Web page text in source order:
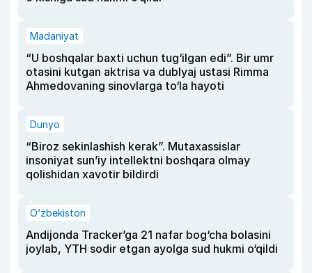
Madaniyat
“U boshqalar baxti uchun tug‘ilgan edi”. Bir umr
otasini kutgan aktrisa va dublyaj ustasi Rimma
Ahmedovaning sinovlarga to‘la hayoti
Dunyo
“Biroz sekinlashish kerak”. Mutaxassislar
insoniyat sun’iy intellektni boshqara olmay
qolishidan xavotir bildirdi
O‘zbekiston
Andijonda Tracker’ga 21 nafar bog‘cha bolasini
joylab, YTH sodir etgan ayolga sud hukmi o‘qildi